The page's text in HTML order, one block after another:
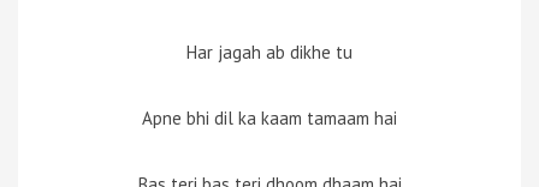
Har jagah ab dikhe tu
Apne bhi dil ka kaam tamaam hai